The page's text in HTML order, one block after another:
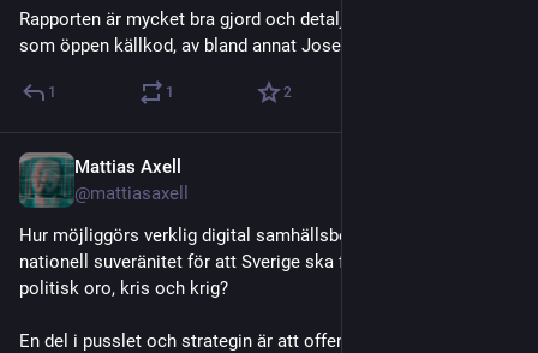
Rapporten är mycket bra gjord och detaljerad, även tillgänglig
som öppen källkod, av bland annat Josef Andersson.
1 1 2
Mattias Axell
@mattiasaxell
Hur möjliggörs verklig digital samhällsberedskap och
nationell suveränitet för att Sverige ska fungera i tider av
politisk oro, kris och krig?
En del i pusslet och strategin är att offentliga, privata och